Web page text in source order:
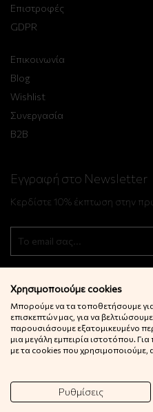
Επιστροφές
GDPR
Επικοινωνία
Blog
Wishlist
Συνεργασία
B2B
Εγγραφή στο Newsletter
Κερδίστε 10% έκπτωση στην
© 2022 Little Big
Χρησιμοποιούμε cookies
Μπορούμε να τα τοποθετήσουμε
επισκεπτών μας, για να
παρουσιάσουμε εξατομικευμένο
μια μεγάλη εμπειρία ιστοτόπου.
με τα cookies που χρησιμοποιούμε,
Ρυθμίσεις